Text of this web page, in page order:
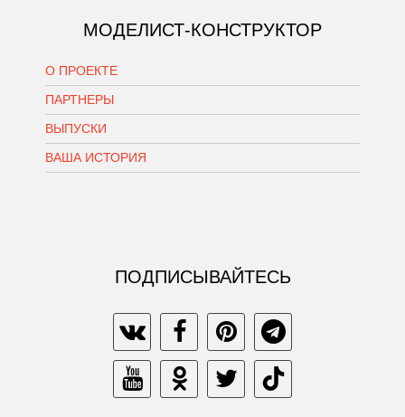
МОДЕЛИСТ-КОНСТРУКТОР
О ПРОЕКТЕ
ПАРТНЕРЫ
ВЫПУСКИ
ВАША ИСТОРИЯ
ПОДПИСЫВАЙТЕСЬ